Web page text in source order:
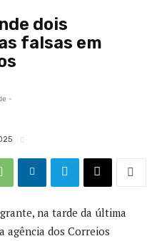
dois
falsas em
-
na tarde da última
agência dos Correios